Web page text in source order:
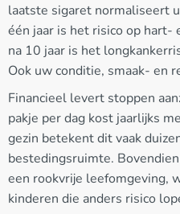
laatste sigaret normaliseert
één jaar is het risico op hart-
na 10 jaar is het
Ook uw conditie, smaak- en
Financieel levert stoppen
pakje per dag kost jaarlijks
gezin betekent dit vaak
bestedingsruimte.
een rookvrije leefomgeving,
kinderen die anders risico